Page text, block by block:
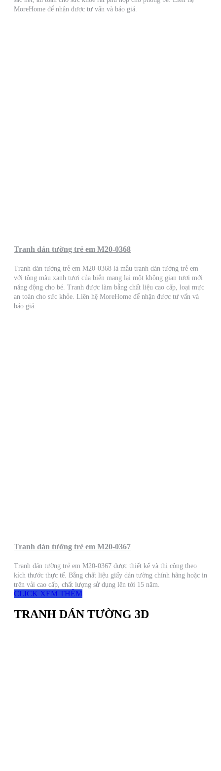
MoreHome để nhận được tư vấn và báo giá.
Tranh dán tường trẻ em M20-0368
Tranh dán tường trẻ em M20-0368 là mẫu tranh dán tường trẻ em
với tông màu xanh tươi của biển mang lại một không gian tươi mới
năng động cho bé. Tranh được làm bằng chất liệu cao cấp, loại mực
an toàn cho sức khỏe. Liên hệ MoreHome để nhận được tư vấn và
báo giá.
Tranh dán tường trẻ em M20-0367
Tranh dán tường trẻ em M20-0367 được thiết kế và thi công theo
kích thước thực tế. Bằng chất liệu giấy dán tường chính hãng hoặc in
trên vải cao cấp, chất lượng sử dụng lên tới 15 năm.
CLICK XEM THÊM
TRANH DÁN TƯỜNG 3D